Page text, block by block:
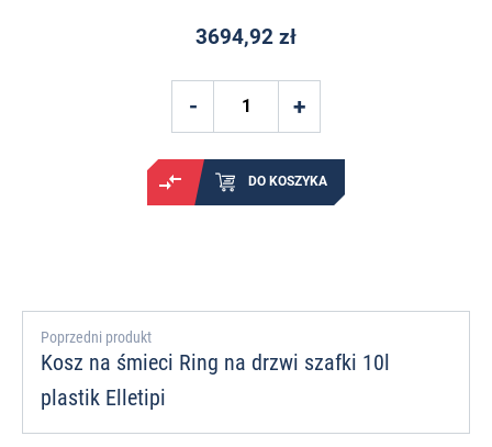
3694,92 zł
DO KOSZYKA
Poprzedni produkt
Kosz na śmieci Ring na drzwi szafki 10l
plastik Elletipi